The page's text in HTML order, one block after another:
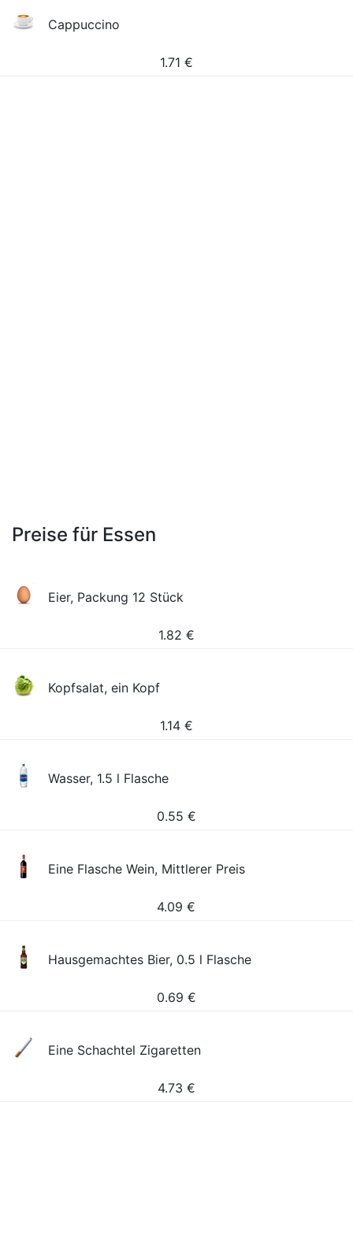
Cappuccino
1.71 €
Preise für Essen
Eier, Packung 12 Stück
1.82 €
Kopfsalat, ein Kopf
1.14 €
Wasser, 1.5 l Flasche
0.55 €
Eine Flasche Wein, Mittlerer Preis
4.09 €
Hausgemachtes Bier, 0.5 l Flasche
0.69 €
Eine Schachtel Zigaretten
4.73 €